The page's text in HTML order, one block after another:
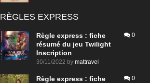
RÈGLES EXPRESS
Règle express : fiche
résumé du jeu Twilight
Inscription
30/11/2022 by mattravel
0
Règle express : fiche 0